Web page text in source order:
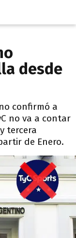
desde
confirmó a
no va a contar
tercera
de Enero.